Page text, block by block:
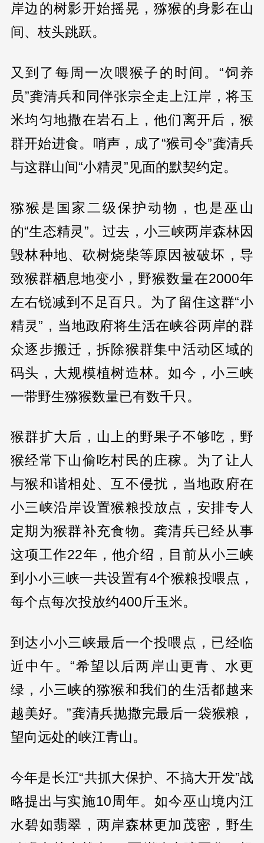
岸边的树影开始摇晃，猕猴的身影在山
间、枝头跳跃。
又到了每周一次喂猴子的时间。“饲养
员”龚清兵和同伴张宗全走上江岸，将玉
米均匀地撒在岩石上，他们离开后，猴
群开始进食。哨声，成了“猴司令”龚清兵
与这群山间“小精灵”见面的默契约定。
猕猴是国家二级保护动物，也是巫山
的“生态精灵”。过去，小三峡两岸森林因
毁林种地、砍树烧柴等原因被破坏，导
致猴群栖息地变小，野猴数量在2000年
左右锐减到不足百只。为了留住这群“小
精灵”，当地政府将生活在峡谷两岸的群
众逐步搬迁，拆除猴群集中活动区域的
码头，大规模植树造林。如今，小三峡
一带野生猕猴数量已有数千只。
猴群扩大后，山上的野果子不够吃，野
猴经常下山偷吃村民的庄稼。为了让人
与猴和谐相处、互不侵扰，当地政府在
小三峡沿岸设置猴粮投放点，安排专人
定期为猴群补充食物。龚清兵已经从事
这项工作22年，他介绍，目前从小三峡
到小小三峡一共设置有4个猴粮投喂点，
每个点每次投放约400斤玉米。
到达小小三峡最后一个投喂点，已经临
近中午。“希望以后两岸山更青、水更
绿，小三峡的猕猴和我们的生活都越来
越美好。”龚清兵抛撒完最后一袋猴粮，
望向远处的峡江青山。
今年是长江“共抓大保护、不搞大开发”战
略提出与实施10周年。如今巫山境内江
水碧如翡翠，两岸森林更加茂密，野生